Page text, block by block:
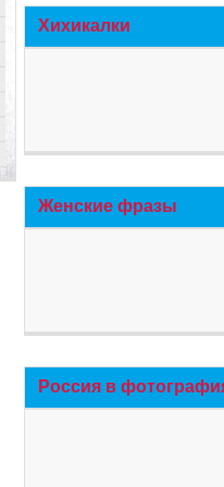
Хихикалки
Женские фразы
Россия в